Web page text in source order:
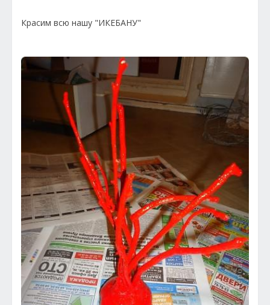
Красим всю нашу "ИКЕБАНУ"